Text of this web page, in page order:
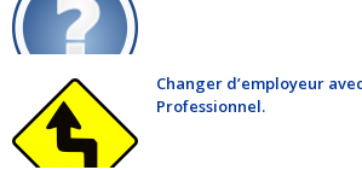
Changer d’employeur
Professionnel.